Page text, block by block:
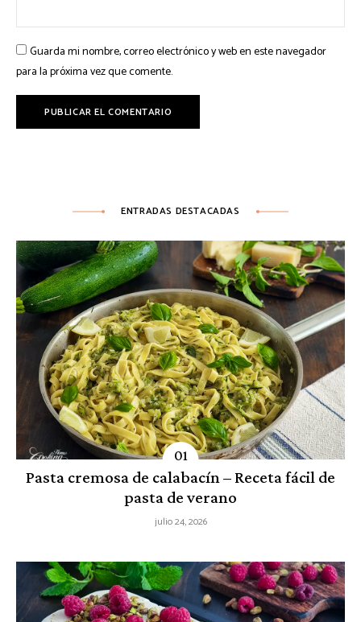
Guarda mi nombre, correo electrónico y web en este navegador
para la próxima vez que comente.
ENTRADAS DESTACADAS
Pasta cremosa de calabacín – Receta fácil de
pasta de verano
julio 24, 2026